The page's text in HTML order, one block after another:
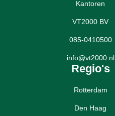
Kantoren
VT2000 BV
085-0410500
info@vt2000.nl
Regio's
Rotterdam
Den Haag